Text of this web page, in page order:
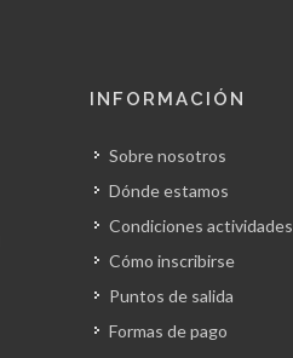
INFORMACIÓN
Sobre nosotros
Dónde estamos
Condiciones actividades
Cómo inscribirse
Puntos de salida
Formas de pago